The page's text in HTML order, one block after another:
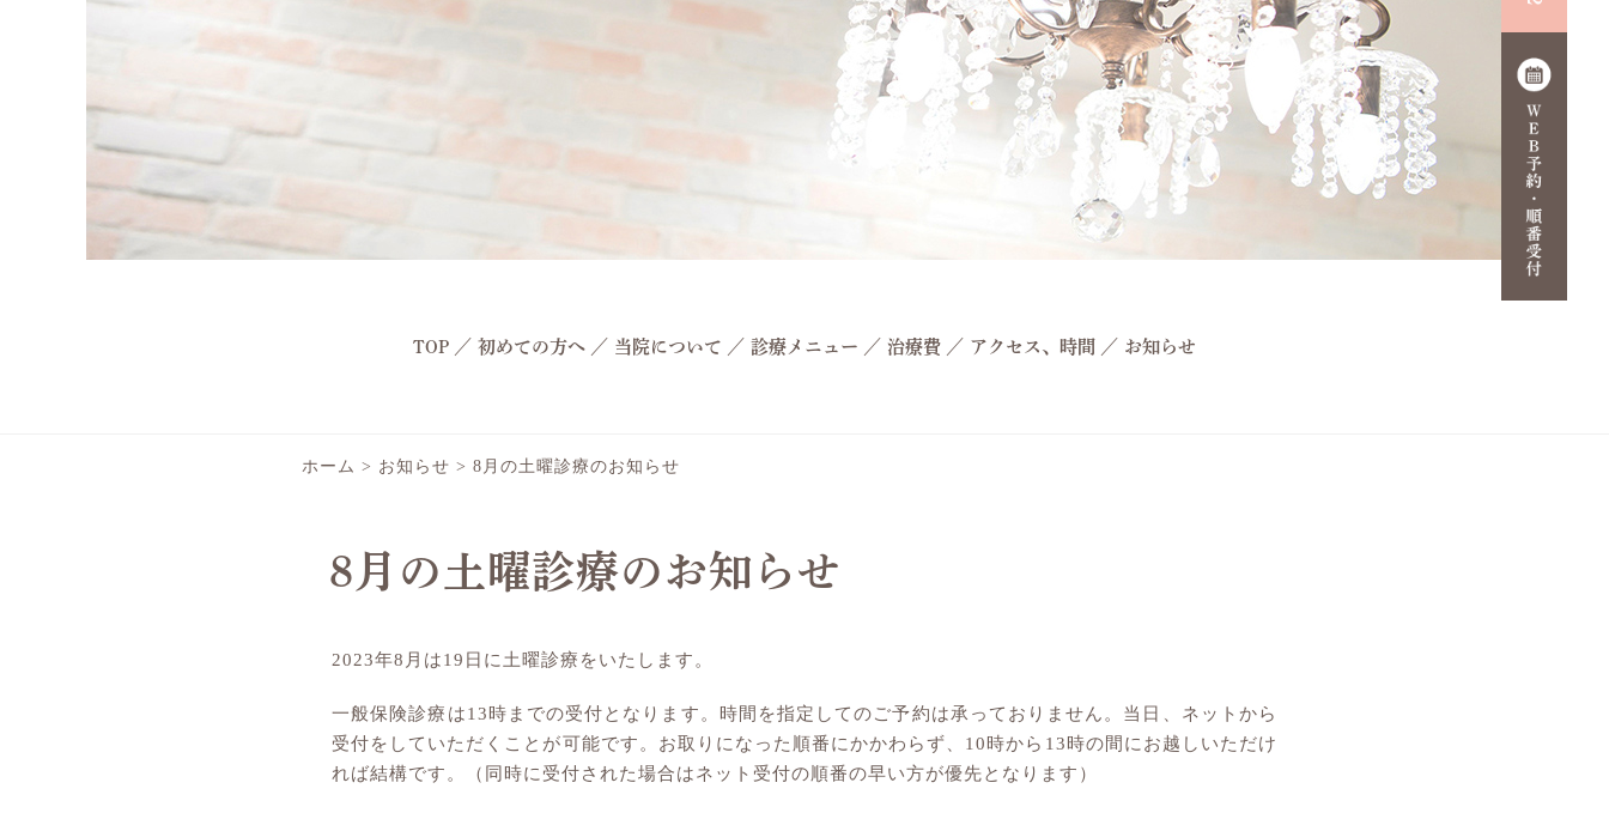
TOP ／ 初めての方へ ／ 当院について ／ 診療メニュー ／ 治療費 ／ アクセス、時間 ／ お知らせ
ホーム > お知らせ > 8月の土曜診療のお知らせ
8月の土曜診療のお知らせ
2023年8月は19日に土曜診療をいたします。
一般保険診療は13時までの受付となります。時間を指定してのご予約は承っておりません。当日、ネットから
受付をしていただくことが可能です。お取りになった順番にかかわらず、10時から13時の間にお越しいただけ
れば結構です。（同時に受付された場合はネット受付の順番の早い方が優先となります）